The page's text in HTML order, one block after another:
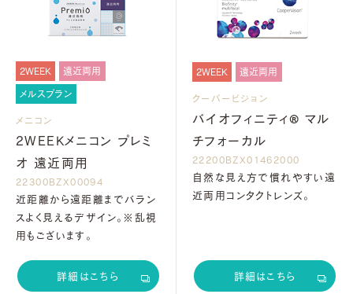
2WEEK 遠近両用
メルスプラン
メニコン
2WEEKメニコン プレミ
オ 遠近両用
22300BZX00094
近距離から遠距離までバラン
スよく見えるデザイン。※乱視
用もございます。
詳細はこちら
2WEEK 遠近両用
クーパービジョン
バイオフィニティ® マル
チフォーカル
22200BZX01462000
自然な見え方で慣れやすい遠
近両用コンタクトレンズ。
詳細はこちら